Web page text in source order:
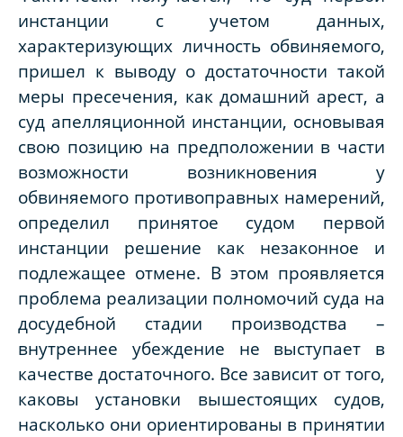
инстанции с учетом данных,
характеризующих личность обвиняемого,
пришел к выводу о достаточности такой
меры пресечения, как домашний арест, а
суд апелляционной инстанции, основывая
свою позицию на предположении в части
возможности возникновения у
обвиняемого противоправных намерений,
определил принятое судом первой
инстанции решение как незаконное и
подлежащее отмене. В этом проявляется
проблема реализации полномочий суда на
досудебной стадии производства –
внутреннее убеждение не выступает в
качестве достаточного. Все зависит от того,
каковы установки вышестоящих судов,
насколько они ориентированы в принятии